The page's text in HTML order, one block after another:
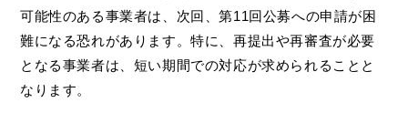
可能性のある事業者は、次回、第11回公募への申請が困
難になる恐れがあります。特に、再提出や再審査が必要
となる事業者は、短い期間での対応が求められることと
なります。